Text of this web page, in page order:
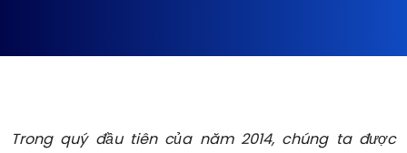
Trong quý đầu tiên của năm 2014, chúng ta được